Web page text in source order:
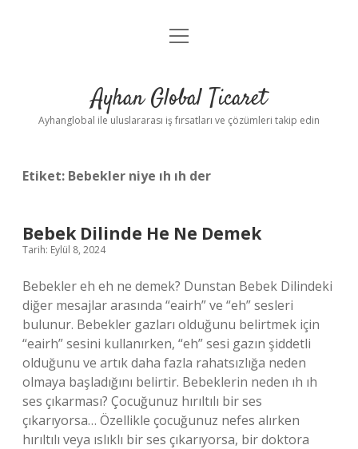
Anasayfa
Yasal Uyarı
menüyü
Ayhan Global Ticaret
Ayhanglobal ile uluslararası iş fırsatları ve çözümleri takip edin
Etiket: Bebekler niye ıh ıh der
Bebek Dilinde He Ne Demek
Tarih: Eylül 8, 2024
Bebekler eh eh ne demek? Dunstan Bebek Dilindeki
diğer mesajlar arasında “eairh” ve “eh” sesleri
bulunur. Bebekler gazları olduğunu belirtmek için
“eairh” sesini kullanırken, “eh” sesi gazın şiddetli
olduğunu ve artık daha fazla rahatsızlığa neden
olmaya başladığını belirtir. Bebeklerin neden ıh ıh
ses çıkarması? Çocuğunuz hırıltılı bir ses
çıkarıyorsa… Özellikle çocuğunuz nefes alırken
hırıltılı veya ıslıklı bir ses çıkarıyorsa, bir doktora